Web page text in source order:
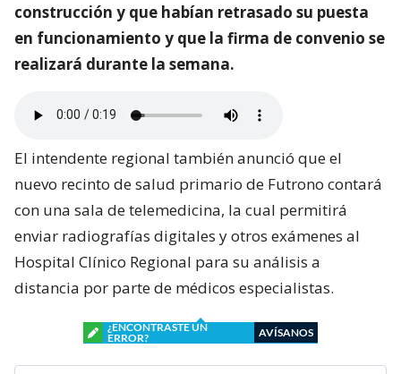
construcción y que habían retrasado su puesta
en funcionamiento y que la firma de convenio se
realizará durante la semana.
El intendente regional también anunció que el
nuevo recinto de salud primario de Futrono contará
con una sala de telemedicina, la cual permitirá
enviar radiografías digitales y otros exámenes al
Hospital Clínico Regional para su análisis a
distancia por parte de médicos especialistas.
¿ENCONTRASTE UN
ERROR?
AVÍSANOS